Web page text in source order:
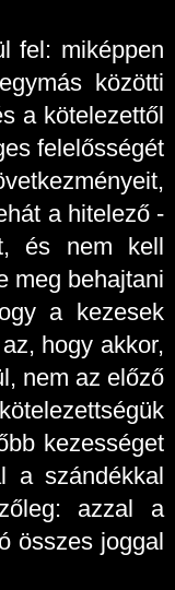
fel: miképpen
közötti
a kötelezettől
felelősségét
a hitelező -
és nem kell
meg behajtani
a kezesek
hogy akkor,
nem az előző
kezességet
a szándékkal
azzal a
összes joggal